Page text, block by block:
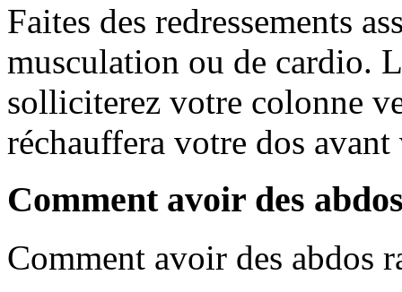
Faites des redressements
musculation ou de cardio.
solliciterez votre colonne
réchauffera votre dos
Comment avoir des
Comment avoir des abdos